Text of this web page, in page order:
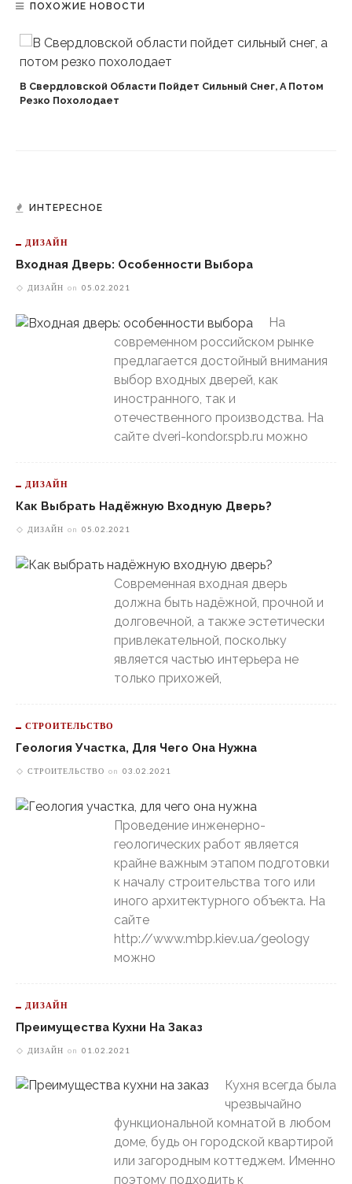
ПОХОЖИЕ НОВОСТИ
В Свердловской Области Пойдет Сильный Снег, А Потом
Резко Похолодает
ИНТЕРЕСНОЕ
ДИЗАЙН
Входная Дверь: Особенности Выбора
ДИЗАЙН on 05.02.2021
На
современном российском рынке
предлагается достойный внимания
выбор входных дверей, как
иностранного, так и
отечественного производства. На
сайте dveri-kondor.spb.ru можно
ДИЗАЙН
Как Выбрать Надёжную Входную Дверь?
ДИЗАЙН on 05.02.2021
Современная входная дверь
должна быть надёжной, прочной и
долговечной, а также эстетически
привлекательной, поскольку
является частью интерьера не
только прихожей,
СТРОИТЕЛЬСТВО
Геология Участка, Для Чего Она Нужна
СТРОИТЕЛЬСТВО on 03.02.2021
Проведение инженерно-
геологических работ является
крайне важным этапом подготовки
к началу строительства того или
иного архитектурного объекта. На
сайте
http://www.mbp.kiev.ua/geology
можно
ДИЗАЙН
Преимущества Кухни На Заказ
ДИЗАЙН on 01.02.2021
Кухня всегда была
чрезвычайно
функциональной комнатой в любом
доме, будь он городской квартирой
или загородным коттеджем. Именно
поэтому подходить к